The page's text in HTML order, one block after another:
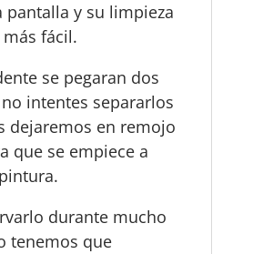
pantalla y su limpieza
fácil.
se pegaran dos
no intentes separarlos
dejaremos en remojo
que se empiece a
durante mucho
tenemos que